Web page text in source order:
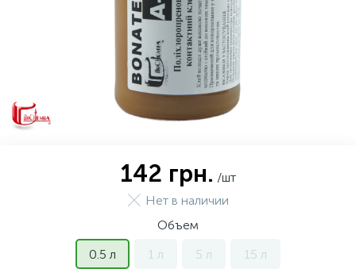
142 грн. /шт
Нет в наличии
Объем
0.5 л
1 л 5 л 15 л